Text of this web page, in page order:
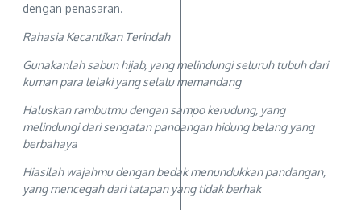
dengan penasaran.
Rahasia Kecantikan Terindah
Gunakanlah sabun hijab, yang melindungi seluruh tubuh dari
kuman para lelaki yang selalu memandang
Haluskan rambutmu dengan sampo kerudung, yang
melindungi dari sengatan pandangan hidung belang yang
berbahaya
Hiasilah wajahmu dengan bedak menundukkan pandangan,
yang mencegah dari tatapan yang tidak berhak